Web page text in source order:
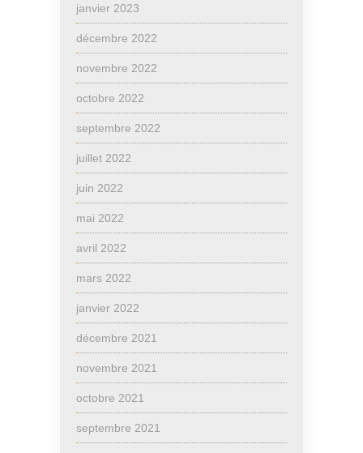
janvier 2023
décembre 2022
novembre 2022
octobre 2022
septembre 2022
juillet 2022
juin 2022
mai 2022
avril 2022
mars 2022
janvier 2022
décembre 2021
novembre 2021
octobre 2021
septembre 2021